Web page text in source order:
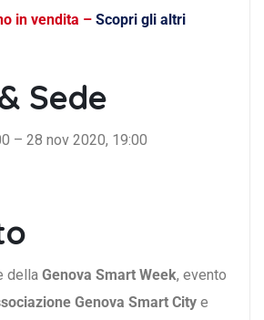
in vendita –Scopri gli altri
Sede
– 28 nov 2020, 19:00
della Genova Smart Week, evento
Genova Smart City e